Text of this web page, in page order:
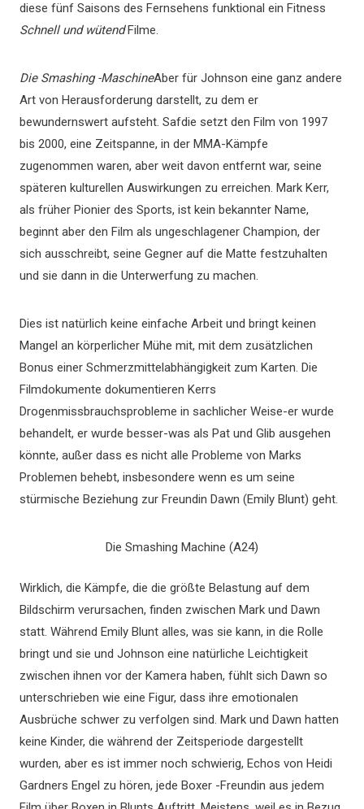
diese fünf Saisons des Fernsehens funktional ein Fitness
Schnell und wütendFilme.
Die Smashing -MaschineAber für Johnson eine ganz andere
Art von Herausforderung darstellt, zu dem er
bewundernswert aufsteht. Safdie setzt den Film von 1997
bis 2000, eine Zeitspanne, in der MMA-Kämpfe
zugenommen waren, aber weit davon entfernt war, seine
späteren kulturellen Auswirkungen zu erreichen. Mark Kerr,
als früher Pionier des Sports, ist kein bekannter Name,
beginnt aber den Film als ungeschlagener Champion, der
sich ausschreibt, seine Gegner auf die Matte festzuhalten
und sie dann in die Unterwerfung zu machen.
Dies ist natürlich keine einfache Arbeit und bringt keinen
Mangel an körperlicher Mühe mit, mit dem zusätzlichen
Bonus einer Schmerzmittelabhängigkeit zum Karten. Die
Filmdokumente dokumentieren Kerrs
Drogenmissbrauchsprobleme in sachlicher Weise-er wurde
behandelt, er wurde besser-was als Pat und Glib ausgehen
könnte, außer dass es nicht alle Probleme von Marks
Problemen behebt, insbesondere wenn es um seine
stürmische Beziehung zur Freundin Dawn (Emily Blunt) geht.
Die Smashing Machine (A24)
Wirklich, die Kämpfe, die die größte Belastung auf dem
Bildschirm verursachen, finden zwischen Mark und Dawn
statt. Während Emily Blunt alles, was sie kann, in die Rolle
bringt und sie und Johnson eine natürliche Leichtigkeit
zwischen ihnen vor der Kamera haben, fühlt sich Dawn so
unterschrieben wie eine Figur, dass ihre emotionalen
Ausbrüche schwer zu verfolgen sind. Mark und Dawn hatten
keine Kinder, die während der Zeitsperiode dargestellt
wurden, aber es ist immer noch schwierig, Echos von Heidi
Gardners Engel zu hören, jede Boxer -Freundin aus jedem